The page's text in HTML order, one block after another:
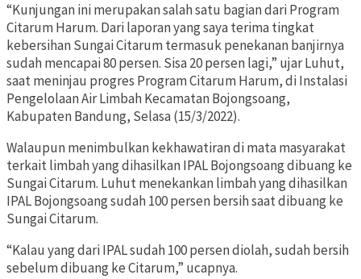
“Kunjungan ini merupakan salah satu bagian dari Program
Citarum Harum. Dari laporan yang saya terima tingkat
kebersihan Sungai Citarum termasuk penekanan banjirnya
sudah mencapai 80 persen. Sisa 20 persen lagi,” ujar Luhut,
saat meninjau progres Program Citarum Harum, di Instalasi
Pengelolaan Air Limbah Kecamatan Bojongsoang,
Kabupaten Bandung, Selasa (15/3/2022).
Walaupun menimbulkan kekhawatiran di mata masyarakat
terkait limbah yang dihasilkan IPAL Bojongsoang dibuang ke
Sungai Citarum. Luhut menekankan limbah yang dihasilkan
IPAL Bojongsoang sudah 100 persen bersih saat dibuang ke
Sungai Citarum.
“Kalau yang dari IPAL sudah 100 persen diolah, sudah bersih
sebelum dibuang ke Citarum,” ucapnya.